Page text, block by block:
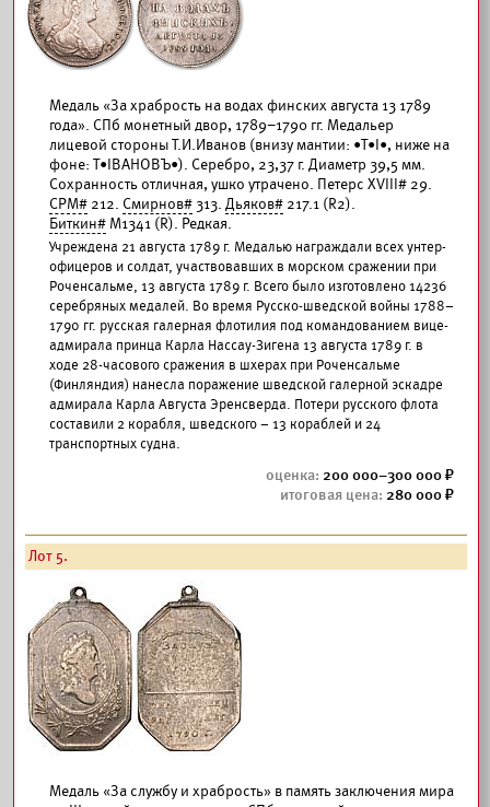
Медаль «За храбрость на водах финских августа 13 1789
года». СПб монетный двор, 1789–1790 гг. Медальер
лицевой стороны Т.И.Иванов (внизу мантии: •Т•I•, ниже на
фоне: Т•IВАНОВЪ•). Серебро, 23,37 г. Диаметр 39,5 мм.
Сохранность отличная, ушко утрачено. Петерс XVIII# 29.
СРМ# 212. Смирнов#313. Дьяков# 217.1 (R2).
Биткин# М1341 (R). Редкая.
Учреждена 21 августа 1789 г. Медалью награждали всех унтер-
офицеров и солдат, участвовавших в морском сражении при
Роченсальме, 13 августа 1789 г. Всего было изготовлено 14236
серебряных медалей. Во время Русско-шведской войны 1788–
1790 гг. русская галерная флотилия под командованием вице-
адмирала принца Карла Нассау-Зигена 13 августа 1789 г. в
ходе 28-часового сражения в шхерах при Роченсальме
(Финляндия) нанесла поражение шведской галерной эскадре
адмирала Карла Августа Эренсверда. Потери русского флота
составили 2 корабля, шведского – 13 кораблей и 24
транспортных судна.
200 000–300 000
280 000
Лот 5.
Медаль «За службу и храбрость» в память заключения мира